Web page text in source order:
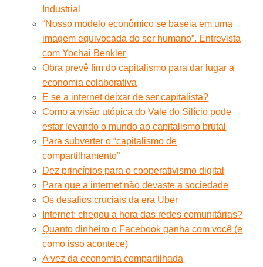
Industrial
“Nosso modelo econômico se baseia em uma
imagem equivocada do ser humano”. Entrevista
com Yochai Benkler
Obra prevê fim do capitalismo para dar lugar a
economia colaborativa
E se a internet deixar de ser capitalista?
Como a visão utópica do Vale do Silício pode
estar levando o mundo ao capitalismo brutal
Para subverter o “capitalismo de
compartilhamento”
Dez princípios para o cooperativismo digital
Para que a internet não devaste a sociedade
Os desafios cruciais da era Uber
Internet: chegou a hora das redes comunitárias?
Quanto dinheiro o Facebook ganha com você (e
como isso acontece)
A vez da economia compartilhada